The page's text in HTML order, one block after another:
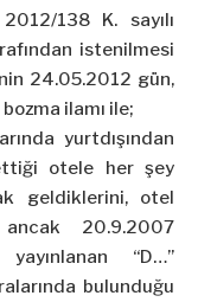
138 K. sayılı
istenilmesi
24.05.2012 gün,
ilamı ile;
yurtdışından
otele her şey
geldiklerini, otel
ancak 20.9.2007
“D…”
bulunduğu